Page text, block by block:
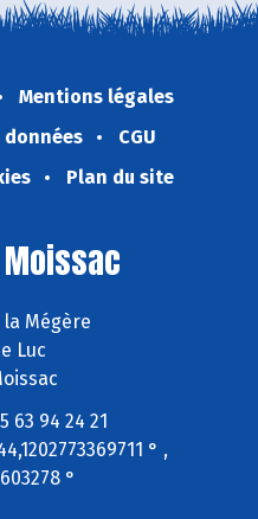
Mentions légales
CGU
Plan du site
Mégère
Luc
63 94 24 21
° ,
°